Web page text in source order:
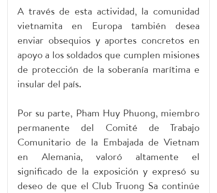
A través de esta actividad, la comunidad
vietnamita en Europa también desea
enviar obsequios y aportes concretos en
apoyo a los soldados que cumplen misiones
de protección de la soberanía marítima e
insular del país.
Por su parte, Pham Huy Phuong, miembro
permanente del Comité de Trabajo
Comunitario de la Embajada de Vietnam
en Alemania, valoró altamente el
significado de la exposición y expresó su
deseo de que el Club Truong Sa continúe